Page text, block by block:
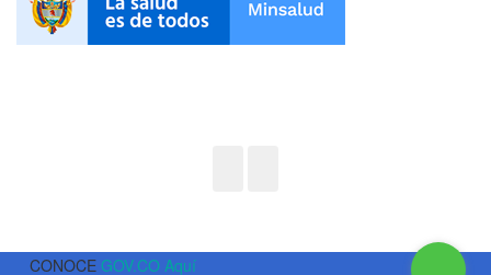
CONOCE GOV.CO Aquí